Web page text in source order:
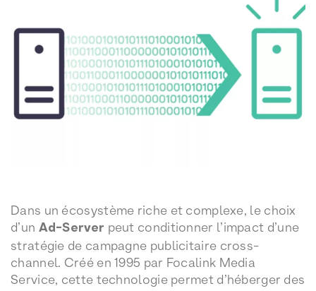
Dans un écosystème riche et complexe, le choix
d’un Ad-Server peut conditionner l’impact d’une
stratégie de campagne publicitaire cross-
channel. Créé en 1995 par Focalink Media
Service, cette technologie permet d’héberger des